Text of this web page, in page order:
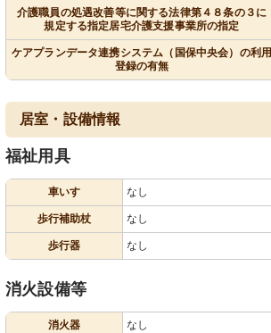
介護職員の処遇改善等に関する法律第４８条の３に
規定する指定居宅介護支援事業所の指定
ケアプランデータ連携システム（国保中央会）の利用
登録の有無
居室・設備情報
福祉用具
車いす なし
歩行補助杖 なし
歩行器 なし
消火設備等
消火器 なし